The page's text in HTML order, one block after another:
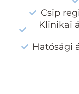
Csip
Klinikai
Hatósági